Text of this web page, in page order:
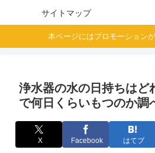
サイトマップ
本ページにはプロモーション
浄水器の水の日持ちはど
で何日くらいもつのか調
X Facebook はてブ